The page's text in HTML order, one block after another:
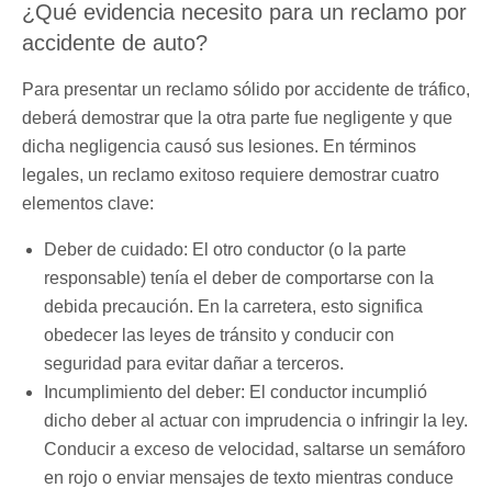
¿Qué evidencia necesito para un reclamo por
accidente de auto?
Para presentar un reclamo sólido por accidente de tráfico,
deberá demostrar que la otra parte fue negligente y que
dicha negligencia causó sus lesiones. En términos
legales, un reclamo exitoso requiere demostrar cuatro
elementos clave:
Deber de cuidado: El otro conductor (o la parte
responsable) tenía el deber de comportarse con la
debida precaución. En la carretera, esto significa
obedecer las leyes de tránsito y conducir con
seguridad para evitar dañar a terceros.
Incumplimiento del deber: El conductor incumplió
dicho deber al actuar con imprudencia o infringir la ley.
Conducir a exceso de velocidad, saltarse un semáforo
en rojo o enviar mensajes de texto mientras conduce